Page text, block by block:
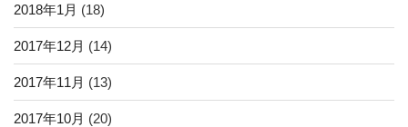
2018年1月 (18)
2017年12月 (14)
2017年11月 (13)
2017年10月 (20)